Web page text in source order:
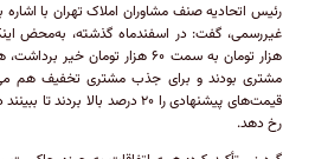
رئیس اتحادیه صنف مشاوران املاک تهران با اشاره
هزار تومان به سمت ۶۰ هزار تومان
مشتری بودند و برای جذب مشتری تخفیف هم
رخ دهد.